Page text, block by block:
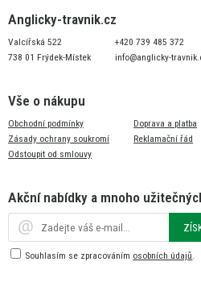
Anglicky-travnik.cz
Valcířská 522
738 01 Frýdek-Místek
+420 739 485 372
info@anglicky-
Vše o nákupu
Obchodní podmínky
Zásady ochrany soukromí
Odstoupit od smlouvy
Doprava a platba
Reklamační řád
Akční nabídky a mnoho
Souhlasím se zpracováním osobních údajů.